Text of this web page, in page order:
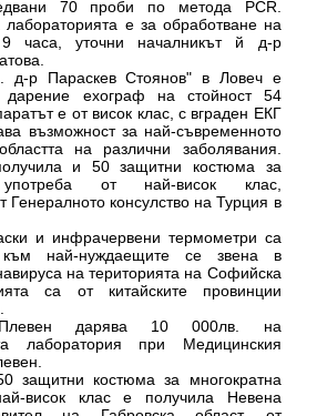
70 проби по метода PCR.
лабораторията е за обработване на
часа, уточни началникът й д-р
р Параскев Стоянов" в Ловеч е
дарение ехограф на стойност 54
е от висок клас, с вграден ЕКГ
възможност за най-съвременното
на различни заболявания.
и 50 защитни костюма за
употреба от най-висок клас,
Генералното консулство на Турция в
и инфрачервени термометри са
към най-нуждаещите се звена в
на територията на Софийска
са от китайските провинции
дарява 10 000лв. на
лаборатория при Медицинския
защитни костюма за многократна
висок клас е получила Невена